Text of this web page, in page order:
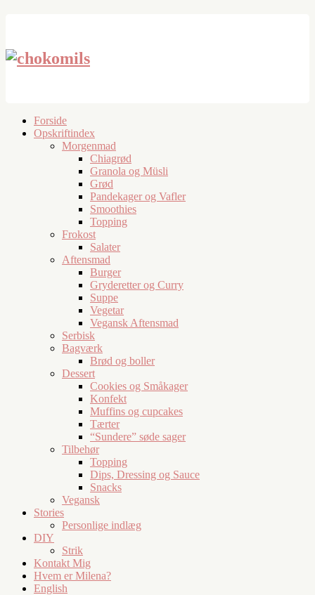
Forside
Opskriftindex
Morgenmad
Chiagrød
Granola og Müsli
Grød
Pandekager og Vafler
Smoothies
Topping
Frokost
Salater
Aftensmad
Burger
Gryderetter og Curry
Suppe
Vegetar
Vegansk Aftensmad
Serbisk
Bagværk
Brød og boller
Dessert
Cookies og Småkager
Konfekt
Muffins og cupcakes
Tærter
“Sundere” søde sager
Tilbehør
Topping
Dips, Dressing og Sauce
Snacks
Vegansk
Stories
Personlige indlæg
DIY
Strik
Kontakt Mig
Hvem er Milena?
English